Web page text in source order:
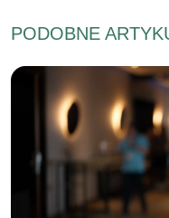
PODOBNE